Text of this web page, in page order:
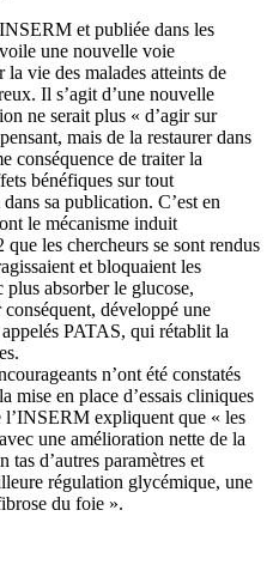
et publiée dans les
une nouvelle voie
vie des malades atteints de
Il s’agit d’une nouvelle
ne serait plus « d’agir sur
mais de la restaurer dans
conséquence de traiter la
bénéfiques sur tout
sa publication. C’est en
le mécanisme induit
les chercheurs se sont rendus
et bloquaient les
absorber le glucose,
développé une
PATAS, qui rétablit la
n’ont été constatés
mise en place d’essais cliniques
l’INSERM expliquent que « les
une amélioration nette de la
tas d’autres paramètres et
régulation glycémique, une
du foie ».